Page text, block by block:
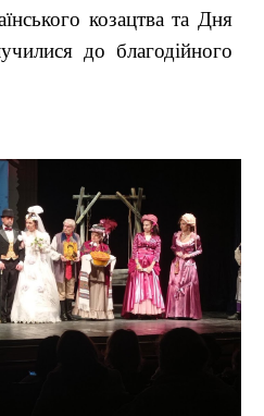
козацтва та Дня
я до благодійного